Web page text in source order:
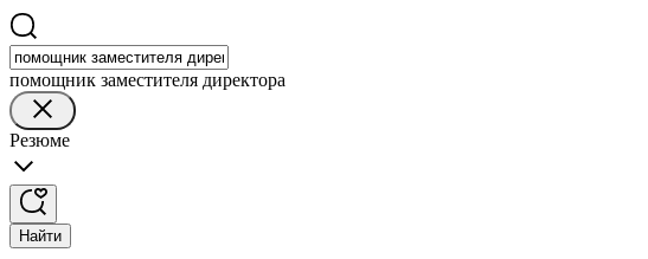
помощник заместителя директора
Резюме
Найти